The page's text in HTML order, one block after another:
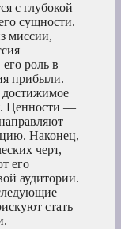
с глубокой
сущности.
миссии,
роль в
прибыли.
Ценности —
Наконец,
черт,
его
аудитории.
стать